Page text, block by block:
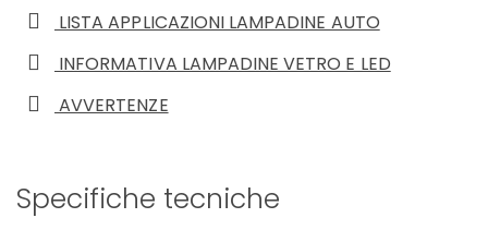
LISTA APPLICAZIONI LAMPADINE AUTO
INFORMATIVA LAMPADINE VETRO E LED
AVVERTENZE
Specifiche tecniche